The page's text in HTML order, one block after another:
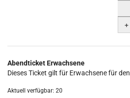
+
Abendticket Erwachsene
Dieses Ticket gilt für Erwachsene für
Aktuell verfügbar: 20